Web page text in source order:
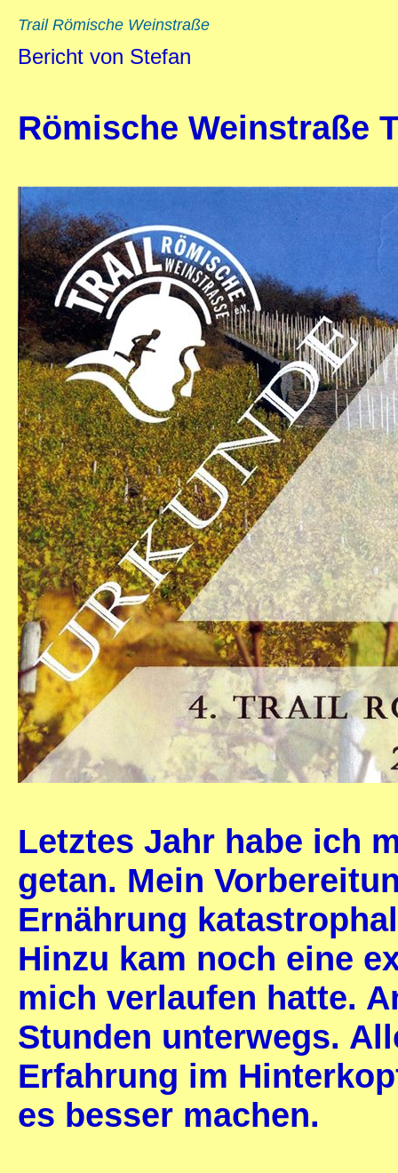
Trail Römische Weinstraße
Bericht von Stefan
Römische Weinstraße
Letztes Jahr habe ich
getan. Mein
Ernährung
Hinzu kam noch eine
mich verlaufen hatte.
Stunden unterwegs.
Erfahrung im
es besser machen.